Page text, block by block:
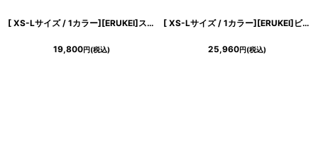
[ XS-Lサイズ / 1カラー][ERUKEI]ステッチ・Vネック・ノースリーブ・プリーツ・Aライン・ミニドレス・ワンピース[送料無料]
19,800円(税込)
[ XS-Lサイズ / 1カラー][ERUKEI]ビビットピンク・コサージュ・ベア・タイト・ミニドレス・ワンピース[山崎みどり着用][送料無料] mypk
25,960円(税込)